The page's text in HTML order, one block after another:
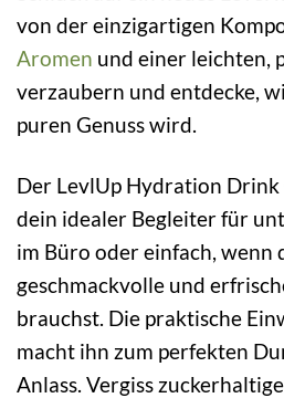
von der einzigartigen
Aromen und einer leichten,
verzaubern und entdecke,
puren Genuss wird.
Der LevlUp Hydration
dein idealer Begleiter für
im Büro oder einfach, wenn
geschmackvolle und
brauchst. Die praktische
macht ihn zum perfekten
Anlass. Vergiss zuckerhaltige